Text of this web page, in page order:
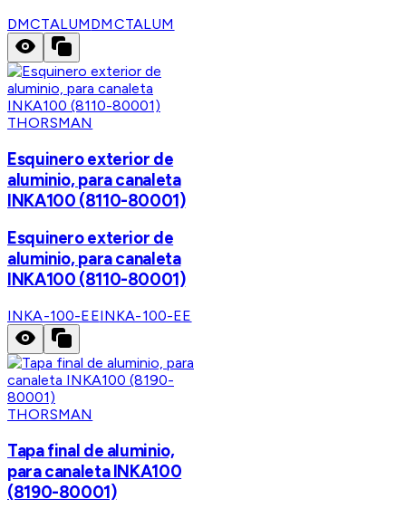
DMCTALUMDMCTALUM
THORSMAN
Esquinero exterior de
aluminio, para canaleta
INKA100 (8110-80001)
Esquinero exterior de
aluminio, para canaleta
INKA100 (8110-80001)
INKA-100-EEINKA-100-EE
THORSMAN
Tapa final de aluminio,
para canaleta INKA100
(8190-80001)